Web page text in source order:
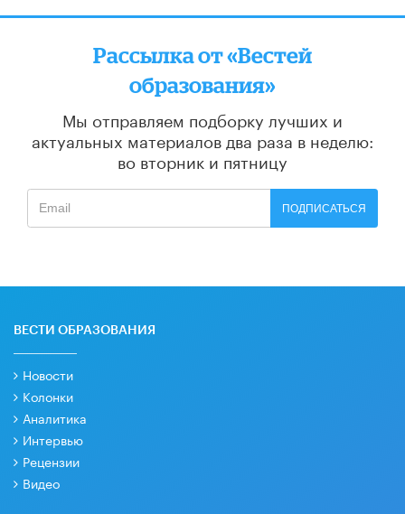
Рассылка от «Вестей
образования»
Мы отправляем подборку лучших и
актуальных материалов два раза в неделю:
во вторник и пятницу
ПОДПИСАТЬСЯ
ВЕСТИ ОБРАЗОВАНИЯ
Новости
Колонки
Аналитика
Интервью
Рецензии
Видео